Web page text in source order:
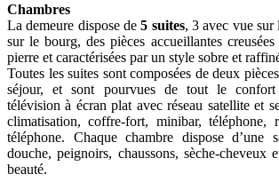
Chambres
La demeure dispose de5 suites, 3 avec vue sur
sur le bourg, des pièces accueillantes
pierre et caractérisées par un style sobre et
Toutes les suites sont composées de deux
séjour, et sont pourvues de tout le
télévision à écran plat avec réseau satellite et
climatisation, coffre-fort, minibar,
téléphone. Chaque chambre dispose d’une
douche, peignoirs, chaussons, sèche-cheveux
beauté.